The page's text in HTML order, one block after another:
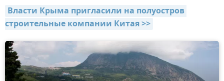
Власти Крыма пригласили на полуостров
строительные компании Китая >>